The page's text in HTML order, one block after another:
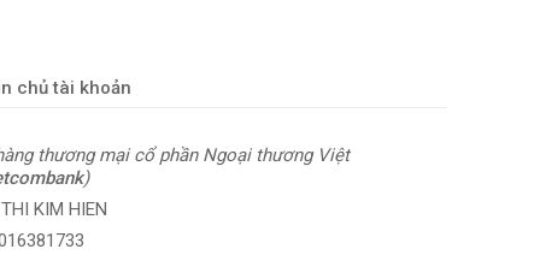
chủ tài khoản
thương mại cổ phần Ngoại thương Việt
)
KIM HIEN